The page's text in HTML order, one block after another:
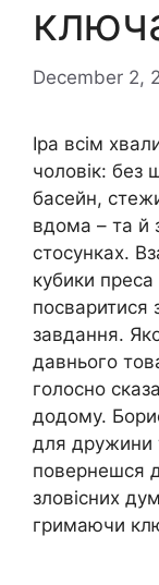
December 2,
Іра всім
чоловік: без
басейн,
вдома – та й
стосунках.
кубики преса
поcваритися
завдання.
давнього
голосно
додому.
для дружини
повернешся
зловіcних
гримаючи